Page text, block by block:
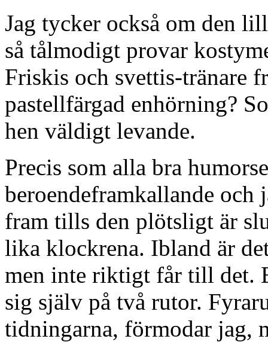
Jag tycker också om den
så tålmodigt provar
Friskis och svettis-tränare
pastellfärgad enhörning?
hen väldigt levande.
Precis som alla bra
beroendeframkallande och
fram tills den plötsligt är
lika klockrena. Ibland är
men inte riktigt får till det.
sig själv på två rutor.
tidningarna, förmodar jag,